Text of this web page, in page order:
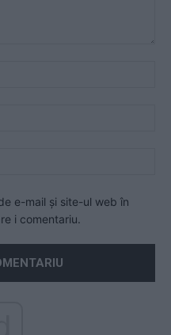
e-mail și site-ul web în
i comentariu.